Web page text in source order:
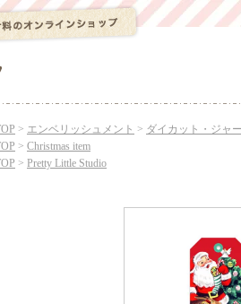
> エンベリッシュメント > ダイカット・ジャ
> Christmas item
> Pretty Little Studio